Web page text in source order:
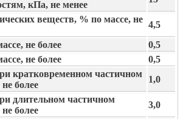
кПа, не менее
веществ, % по массе, не
4,5
не более
0,5
не более
0,5
кратковременном частичном
более
1,0
длительном частичном
более
3,0